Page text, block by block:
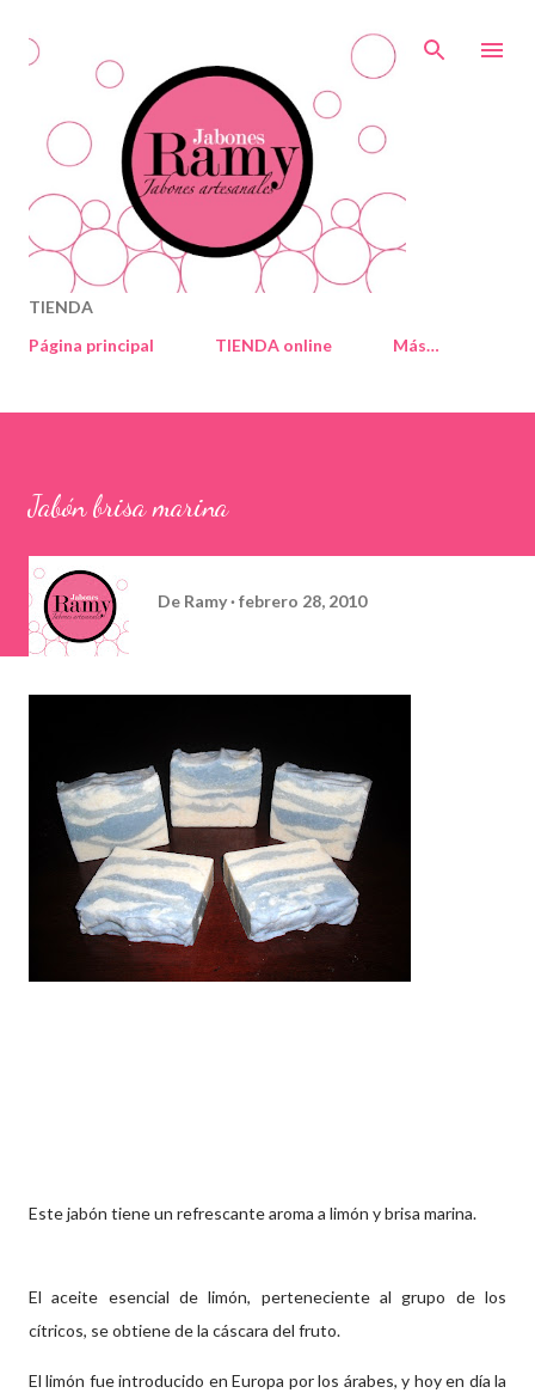
TIENDA
Página principal
TIENDA online Más…
Jabón brisa marina
De Ramy febrero 28, 2010
Este jabón tiene un refrescante aroma a limón y brisa marina.
El aceite esencial de limón, perteneciente al grupo de los
cítricos, se obtiene de la cáscara del fruto.
El limón fue introducido en Europa por los árabes, y hoy en día la